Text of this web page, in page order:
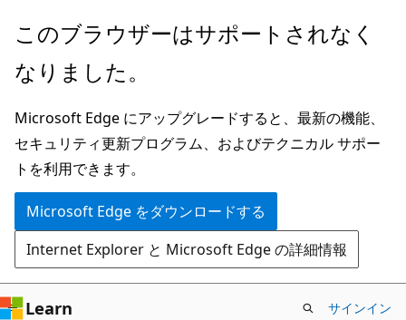
メ
ン
ン
テ
ン
ツ
に
ス
キ
ッ
ペ
ジ
ナ
ビ
ゲ
ー
シ
ョ
ン
に
このブラウザーはサポートされなく
なりました。
Microsoft Edge にアップグレードすると、最新の機能、
セキュリティ更新プログラム、およびテクニカル サポー
トを利用できます。
Microsoft Edge をダウンロードする
Internet Explorer と Microsoft Edge の詳細情報
Learn サインイン